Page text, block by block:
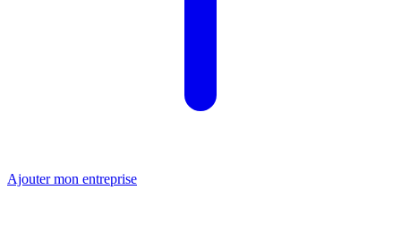
Ajouter mon entreprise